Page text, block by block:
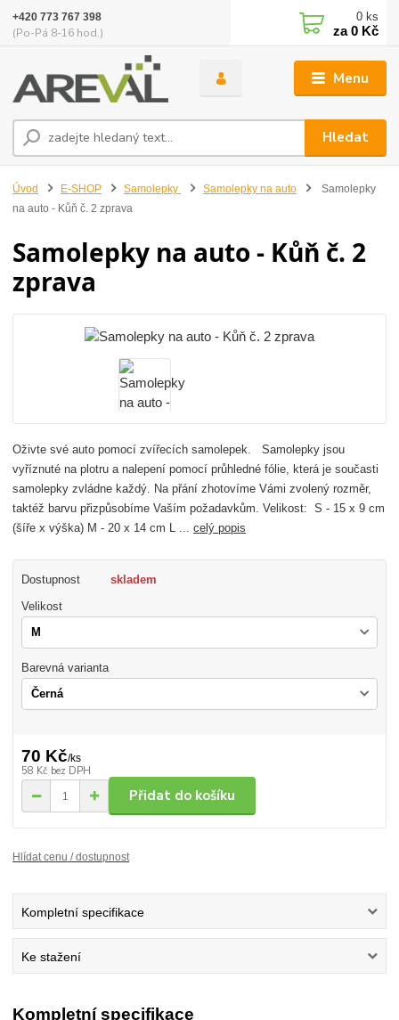
Menu
Hledat
+420 773 767 398
(Po-Pá 8-16 hod.)
0 ks
za0 Kč
Úvod E-SHOP Samolepky Samolepky na auto
Samolepky
na auto - Kůň č. 2 zprava
Samolepky na auto - Kůň č. 2
zprava
Oživte své auto pomocí zvířecích samolepek. Samolepky jsou
vyříznuté na plotru a nalepení pomocí průhledné fólie, která je současti
samolepky zvládne každý. Na přání zhotovíme Vámi zvolený rozměr,
taktéž barvu přizpůsobíme Vaším požadavkům. Velikost: S - 15 x 9 cm
(šíře x výška) M - 20 x 14 cm L ...celý popis
Dostupnost skladem
Velikost
Barevná varianta
70 Kč/ks
58 Kč bez DPH
Přidat do košíku
Hlídat cenu / dostupnost
Kompletní specifikace
Ke stažení
Kompletní specifikace